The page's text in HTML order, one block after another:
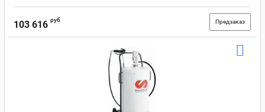
103 616 руб Предзаказ